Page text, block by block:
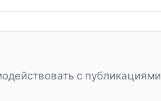
с публикациями